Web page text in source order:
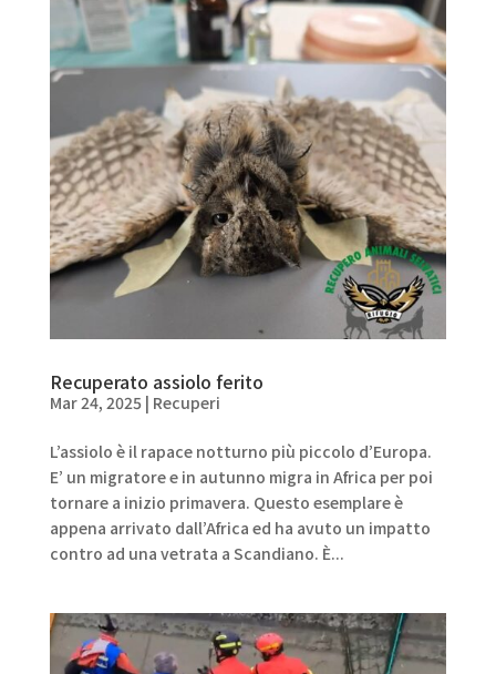
Recuperato assiolo ferito
Mar 24, 2025| Recuperi
L’assiolo è il rapace notturno più piccolo d’Europa.
E’ un migratore e in autunno migra in Africa per poi
tornare a inizio primavera. Questo esemplare è
appena arrivato dall’Africa ed ha avuto un impatto
contro ad una vetrata a Scandiano. È...